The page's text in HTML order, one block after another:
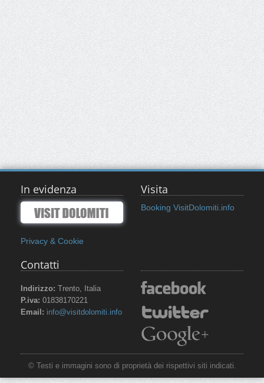
In evidenza
Privacy & Cookie
Visita
Booking VisitDolomiti.info
Contatti
Indirizzo: Trento, Italia
P.iva: 01838170221
Email: info@visitdolomiti.info
© Testi e immagini sono di proprietà dei rispettivi siti indicati.